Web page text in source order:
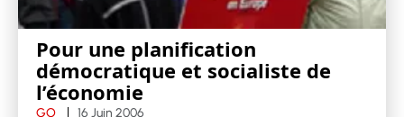
Pour une planification
démocratique et socialiste de
l’économie
GO 16 Juin 2006